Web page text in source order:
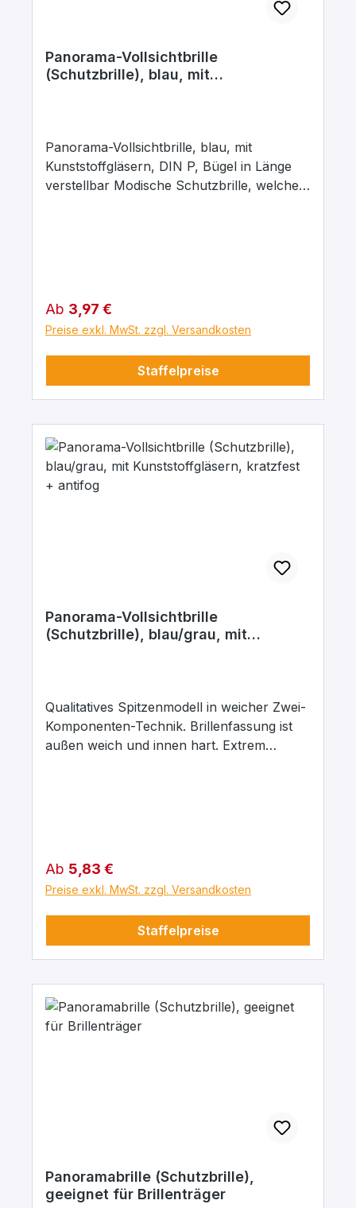
Panorama-Vollsichtbrille
(Schutzbrille), blau, mit
Panorama-Vollsichtbrille, blau, mit
Kunststoffgläsern, DIN P, Bügel in Länge
verstellbar Modische Schutzbrille, welche,
Regulärer Preis:
Ab 3,97 €
Preise exkl. MwSt. zzgl. Versandkosten
Staffelpreise
Panorama-Vollsichtbrille
(Schutzbrille), blau/grau, mit
Qualitatives Spitzenmodell in weicher Zwei-
Komponenten-Technik. Brillenfassung ist
außen weich und innen hart. Extrem
Regulärer Preis:
Ab 5,83 €
Preise exkl. MwSt. zzgl. Versandkosten
Staffelpreise
Panoramabrille (Schutzbrille),
geeignet für Brillenträger